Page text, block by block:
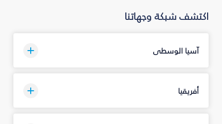
اكتشف شبكة وجهاتنا
آسيا الوسطى
أفريقيا